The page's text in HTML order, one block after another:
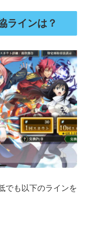
ラインは？
でも以下のラインを